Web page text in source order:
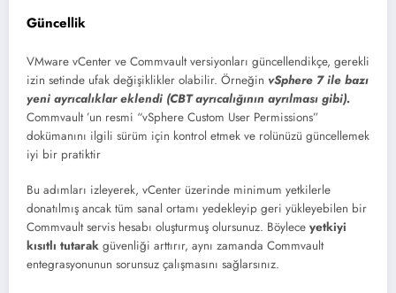
Güncellik
VMware vCenter ve Commvault versiyonları güncellendikçe, gerekli
izin setinde ufak değişiklikler olabilir. Örneğin vSphere 7 ile bazı
yeni ayrıcalıklar eklendi (CBT ayrıcalığının ayrılması gibi).
Commvault ’un resmi “vSphere Custom User Permissions”
dokümanını ilgili sürüm için kontrol etmek ve rolünüzü güncellemek
iyi bir pratiktir
Bu adımları izleyerek, vCenter üzerinde minimum yetkilerle
donatılmış ancak tüm sanal ortamı yedekleyip geri yükleyebilen bir
Commvault servis hesabı oluşturmuş olursunuz. Böylece yetkiyi
kısıtlı tutarak güvenliği arttırır, aynı zamanda Commvault
entegrasyonunun sorunsuz çalışmasını sağlarsınız.